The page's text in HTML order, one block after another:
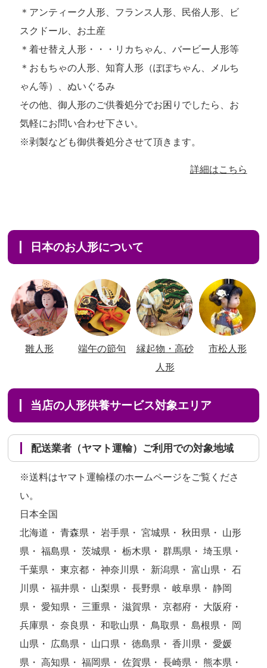
＊アンティーク人形、フランス人形、民俗人形、ビ
スクドール、お土産
＊着せ替え人形・・・リカちゃん、バービー人形等
＊おもちゃの人形、知育人形（ぽぽちゃん、メルち
ゃん等）、ぬいぐるみ
その他、御人形のご供養処分でお困りでしたら、お
気軽にお問い合わせ下さい。
※剥製なども御供養処分させて頂きます。
詳細はこちら
日本のお人形について
雛人形 端午の節句
縁起物・高砂
人形
市松人形
当店の人形供養サービス対象エリア
配送業者（ヤマト運輸）ご利用での対象地域
※送料はヤマト運輸様のホームページをご覧くださ
い。
日本全国
北海道・ 青森県・ 岩手県・ 宮城県・ 秋田県・ 山形
県・ 福島県・ 茨城県・ 栃木県・ 群馬県・ 埼玉県・
千葉県・ 東京都・ 神奈川県・ 新潟県・ 富山県・ 石
川県・ 福井県・ 山梨県・ 長野県・ 岐阜県・ 静岡
県・ 愛知県・ 三重県・ 滋賀県・ 京都府・ 大阪府・
兵庫県・ 奈良県・ 和歌山県・ 鳥取県・ 島根県・ 岡
山県・ 広島県・ 山口県・ 徳島県・ 香川県・ 愛媛
県・ 高知県・ 福岡県・ 佐賀県・ 長崎県・ 熊本県・